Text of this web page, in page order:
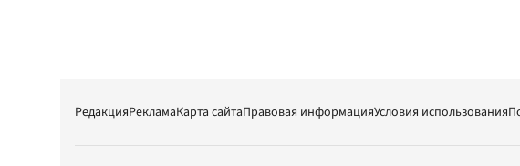
РедакцияРекламаКарта сайтаПравовая информацияУсловия использования